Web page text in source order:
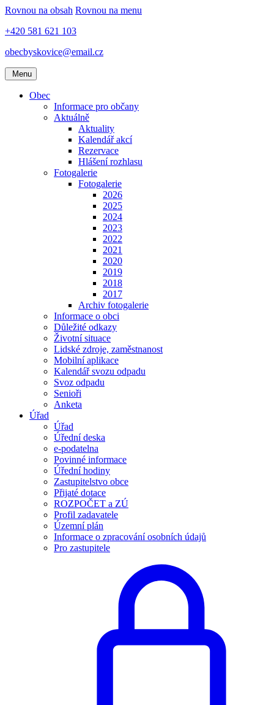
Rovnou na obsah Rovnou na menu
+420 581 621 103
obecbyskovice@email.cz
Menu
Obec
Informace pro občany
Aktuálně
Aktuality
Kalendář akcí
Rezervace
Hlášení rozhlasu
Fotogalerie
Fotogalerie
2026
2025
2024
2023
2022
2021
2020
2019
2018
2017
Archiv fotogalerie
Informace o obci
Důležité odkazy
Životní situace
Lidské zdroje, zaměstnanost
Mobilní aplikace
Kalendář svozu odpadu
Svoz odpadu
Senioři
Anketa
Úřad
Úřad
Úřední deska
e-podatelna
Povinné informace
Úřední hodiny
Zastupitelstvo obce
Přijaté dotace
ROZPOČET a ZÚ
Profil zadavatele
Územní plán
Informace o zpracování osobních údajů
Pro zastupitele